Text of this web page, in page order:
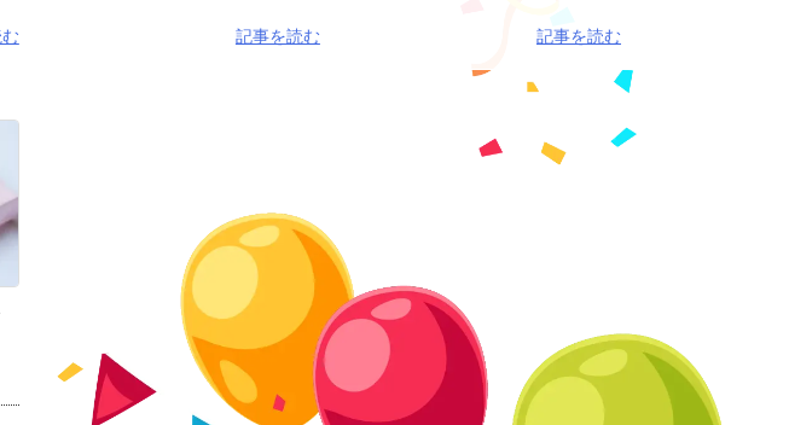
記事を読む 記事を読む